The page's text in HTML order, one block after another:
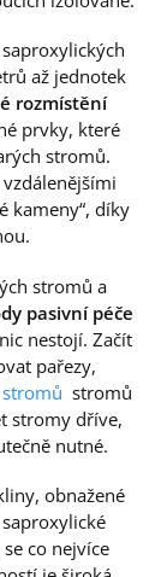
až jednotek
rozmístění
prvky, které
stromů.
kameny“, díky
stromů a
pasivní péče
nestojí. Začít
pařezy,
stromů stromů
stromy dříve,
nutné.
obnažené
co nejvíce